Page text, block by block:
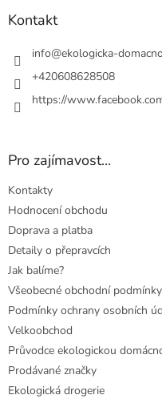
Kontakt
info@ekologicka-
+420608628508
https://
Pro zajímavost...
Kontakty
Hodnocení obchodu
Doprava a platba
Detaily o přepravcích
Jak balíme?
Všeobecné obchodní podmínky
Podmínky ochrany osobních
Velkoobchod
Průvodce ekologickou
Prodávané značky
Ekologická drogerie